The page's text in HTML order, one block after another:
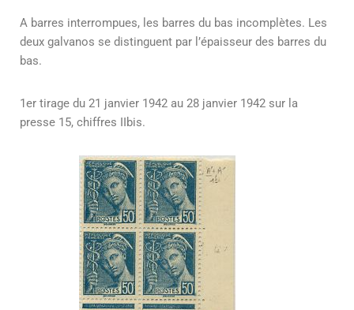
A barres interrompues, les barres du bas incomplètes. Les
deux galvanos se distinguent par l’épaisseur des barres du
bas.
1er tirage du 21 janvier 1942 au 28 janvier 1942 sur la
presse 15, chiffres IIbis.